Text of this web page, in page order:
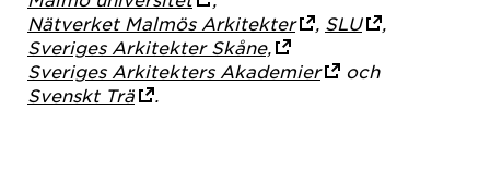
Nätverket Malmös Arkitekter
SLU
Sveriges Arkitekter Skåne,
Sveriges Arkitekters Akademier
och
Svenskt Trä